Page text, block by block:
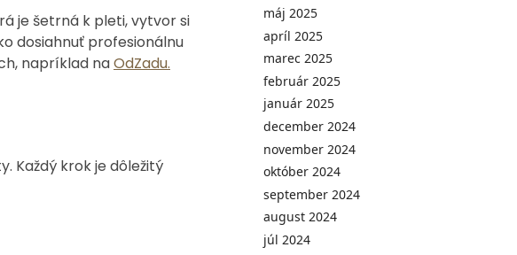
je šetrná k pleti, vytvor si
dosiahnuť profesionálnu
napríklad naOdZadu.
Každý krok je dôležitý
máj 2025
apríl 2025
marec 2025
február 2025
január 2025
december 2024
november 2024
október 2024
september 2024
august 2024
júl 2024